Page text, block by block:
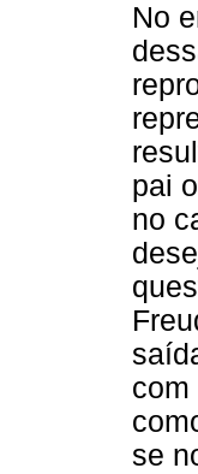
No
pai
no
com
se